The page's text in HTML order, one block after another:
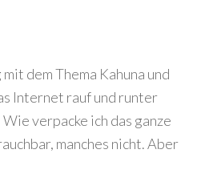
dem Thema Kahuna und
Internet rauf und runter
verpacke ich das ganze
manches nicht. Aber